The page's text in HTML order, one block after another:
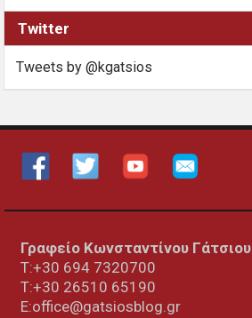
Twitter
Tweets by @kgatsios
Γραφείο Κωνσταντίνου Γάτσιου
Τ:+30 694 7320700
T:+30 26510 65190
E:office@gatsiosblog.gr